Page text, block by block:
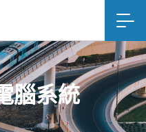
腦系統